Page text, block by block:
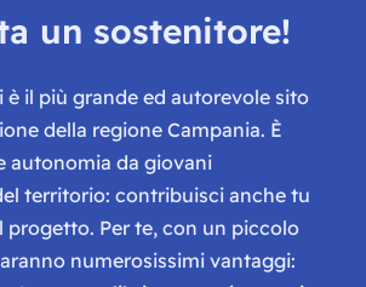
un sostenitore!
è il più grande ed autorevole sito
della regione Campania. È
autonomia da giovani
territorio: contribuisci anche tu
progetto. Per te, con un piccolo
numerosissimi vantaggi: